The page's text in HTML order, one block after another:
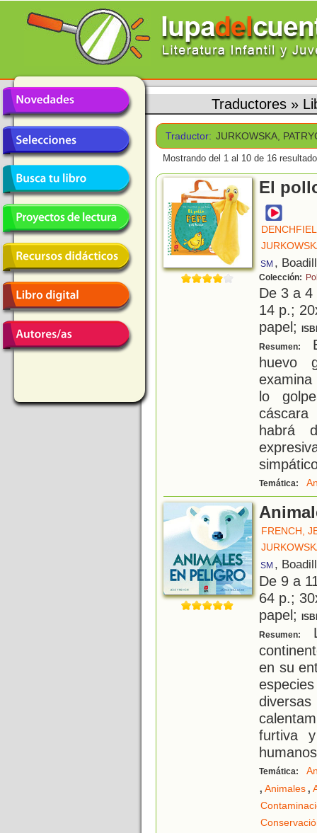
Traductores »
Traductor: JURKOWSKA,
Mostrando del 1 al 10 de 16
El
SM ,
Colección:
De 3 a
14 p.;
papel;
Resumen:
huevo
examina
lo
habrá
Temática:
FRENCH,
SM ,
De 9 a
64 p.;
papel;
Resumen:
en su
furtiva
Temática:
, Animales,